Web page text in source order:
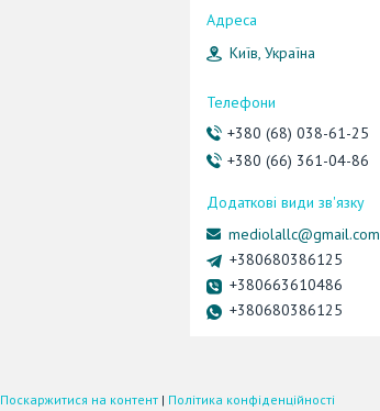
Київ, Україна
+380 (68) 038-61-25
+380 (66) 361-04-86
mediolallc@gmail.com
+380680386125
+380663610486
+380680386125
Поскаржитися на контент | Політика конфіденційності